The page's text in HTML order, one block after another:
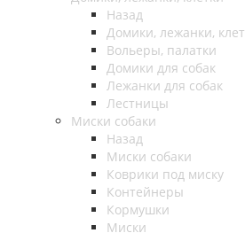
Назад
Домики, лежанки,
Вольеры, палатки
Домики для собак
Лежанки для собак
Лестницы
Миски собаки
Назад
Миски собаки
Коврики под миску
Контейнеры
Кормушки
Миски